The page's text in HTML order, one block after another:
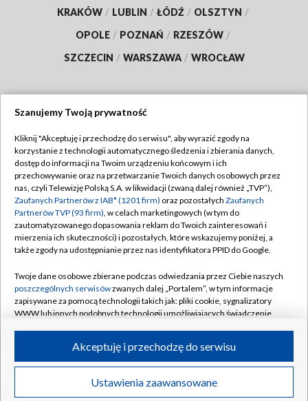
KRAKÓW / LUBLIN / ŁÓDŹ / OLSZTYN /
OPOLE / POZNAŃ / RZESZÓW /
SZCZECIN / WARSZAWA / WROCŁAW
TVP
Abonament TVP
Emisja w TVP
Centrum informacji TVP
Naziemna Telewizja Cyfrowa
Rada Programowa
System NOS
Informacje o nadawcy
Program dla prasy
Ogłoszenie przetargowe
Regulamin TVP
Polityka prywatności
Moje zgody
Pomoc
Kontakt
Kanały
©2026 Telewizja Polska S.A. w likwidacji
Szanujemy Twoją prywatność
Kliknij "Akceptuję i przechodzę do serwisu", aby wyrazić zgody na
korzystanie z technologii automatycznego śledzenia i zbierania danych,
dostęp do informacji na Twoim urządzeniu końcowym i ich
przechowywanie oraz na przetwarzanie Twoich danych osobowych przez
nas, czyli Telewizję Polską S.A. w likwidacji (zwaną dalej również „TVP”),
Zaufanych Partnerów z IAB* (1201 firm) oraz pozostałych Zaufanych
Partnerów TVP (93 firm), w celach marketingowych (w tym do
zautomatyzowanego dopasowania reklam do Twoich zainteresowań i
mierzenia ich skuteczności) i pozostałych, które wskazujemy poniżej, a
także zgody na udostępnianie przez nas identyfikatora PPID do Google.
Twoje dane osobowe zbierane podczas odwiedzania przez Ciebie naszych
poszczególnych serwisówzwanych dalej „Portalem”, w tym informacje
zapisywane za pomocą technologii takich jak: pliki cookie, sygnalizatory
WWW lub innych podobnych technologii umożliwiających świadczenie
ruchu w Internecie.
Twoje dane osobowe zbierane podczas odwiedzania przez Ciebie
poszczególnych serwisówna Portalu, takie jak adresy IP, identyfikatory
Ustawienia zaawansowane
Akceptuję i przechodzę do serwisu